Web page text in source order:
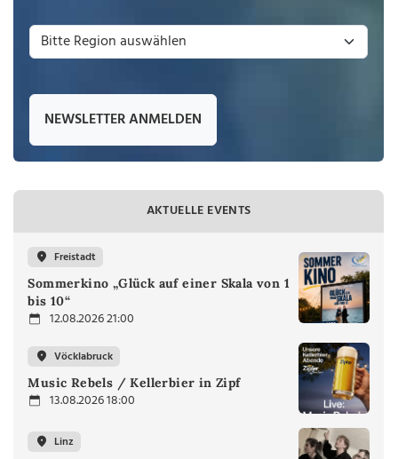
NEWSLETTER ANMELDEN
AKTUELLE EVENTS
Freistadt
Sommerkino „Glück auf einer Skala von 1
bis 10“
12.08.2026 21:00
Vöcklabruck
Music Rebels / Kellerbier in Zipf
13.08.2026 18:00
Linz